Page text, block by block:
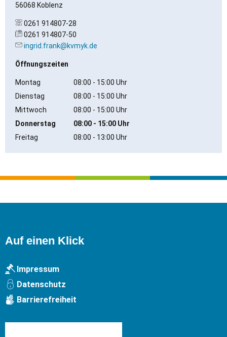
56068 Koblenz
0261 914807-28
0261 914807-50
ingrid.frank@kvmyk.de
Öffnungszeiten
Montag 08:00 - 15:00 Uhr
Von 08:00 bis 15:00 Uhr
Dienstag 08:00 - 15:00 Uhr
Von 08:00 bis 15:00 Uhr
Mittwoch 08:00 - 15:00 Uhr
Von 08:00 bis 15:00 Uhr
Donnerstag 08:00 - 15:00 Uhr
Von 08:00 bis 15:00 Uhr
Freitag 08:00 - 13:00 Uhr
Auf einen Klick
Impressum
Datenschutz
Barrierefreiheit